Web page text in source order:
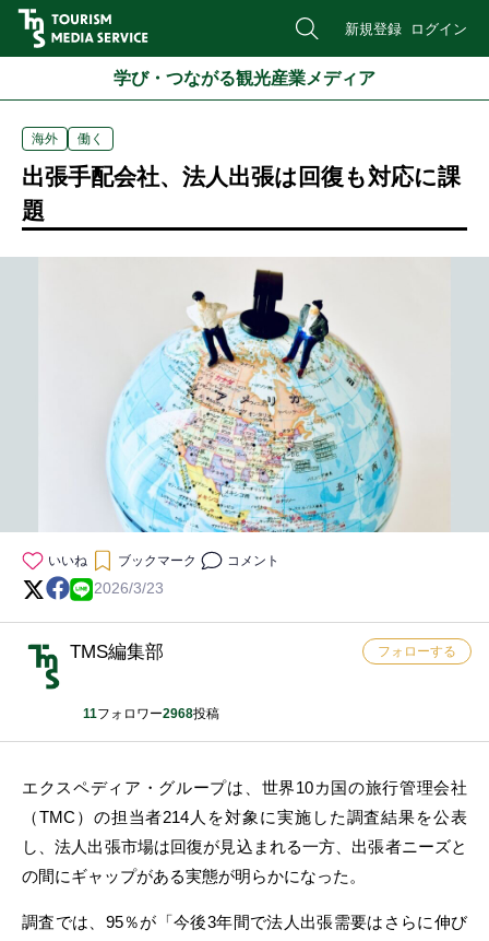
新規登録 ログイン
学び・つながる観光産業メディア
海外 働く
出張手配会社、法人出張は回復も対応に課
題
いいね ブックマーク コメント
2026/3/23
TMS編集部
11フォロワー2968投稿
フォローする
エクスペディア・グループは、世界10カ国の旅行管理会社
（TMC）の担当者214人を対象に実施した調査結果を公表
し、法人出張市場は回復が見込まれる一方、出張者ニーズと
の間にギャップがある実態が明らかになった。
調査では、95％が「今後3年間で法人出張需要はさらに伸び